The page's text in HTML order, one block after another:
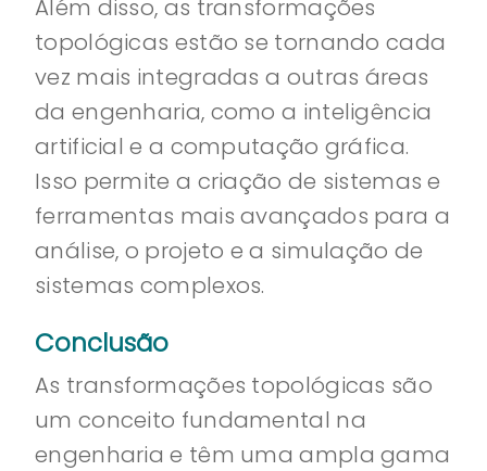
Além disso, as transformações
topológicas estão se tornando cada
vez mais integradas a outras áreas
da engenharia, como a inteligência
artificial e a computação gráfica.
Isso permite a criação de sistemas e
ferramentas mais avançados para a
análise, o projeto e a simulação de
sistemas complexos.
Conclusão
As transformações topológicas são
um conceito fundamental na
engenharia e têm uma ampla gama